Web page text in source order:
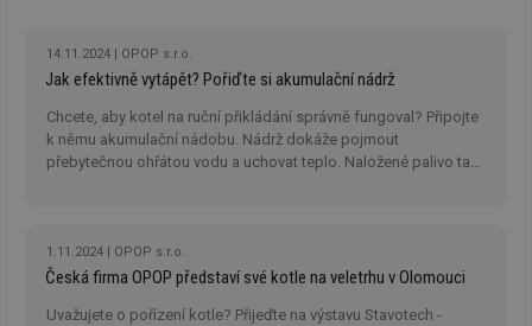
14.11.2024 OPOP s.r.o.
Jak efektivně vytápět? Pořiďte si akumulační nádrž
Chcete, aby kotel na ruční přikládání správně fungoval? Připojte
k němu akumulační nádobu. Nádrž dokáže pojmout
přebytečnou ohřátou vodu a uchovat teplo. Naložené palivo tak
1.11.2024 OPOP s.r.o.
Česká firma OPOP představí své kotle na veletrhu v Olomouci
Uvažujete o pořízení kotle? Přijeďte na výstavu Stavotech -